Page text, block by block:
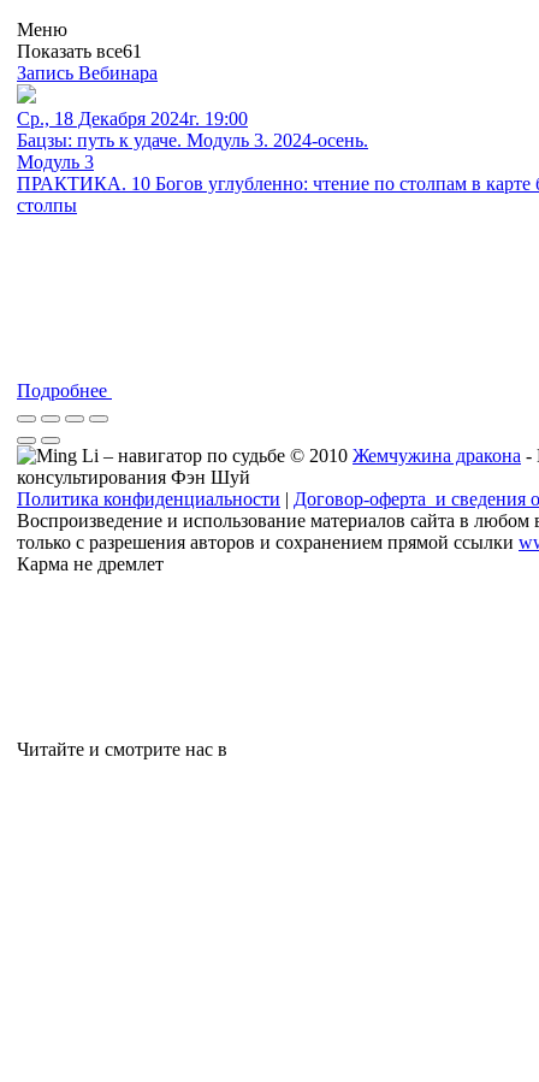
Меню
Показать все61
Запись Вебинара
Ср., 18 Декабря 2024г. 19:00
Бацзы: путь к удаче. Модуль 3. 2024-осень.
Модуль 3
ПРАКТИКА. 10 Богов углубленно: чтение по столпам в карте
столпы
Подробнее
© 2010 Жемчужина дракона -
консультирования Фэн Шуй
Политика конфиденциальности | Договор-оферта и сведения
Воспроизведение и использование материалов сайта в любом
только с разрешения авторов и сохранением прямой ссылки
Карма не дремлет
Читайте и смотрите нас в